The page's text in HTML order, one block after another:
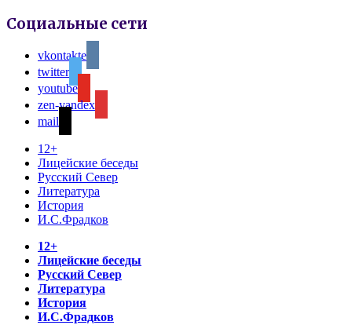
Социальные сети
vkontakte
twitter
youtube
zen-yandex
mail
12+
Лицейские беседы
Русский Север
Литература
История
И.С.Фрадков
12+
Лицейские беседы
Русский Север
Литература
История
И.С.Фрадков